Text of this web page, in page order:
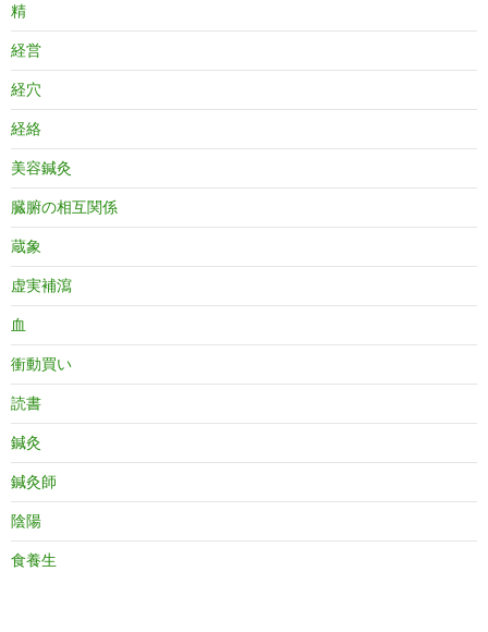
精
経営
経穴
経絡
美容鍼灸
臓腑の相互関係
蔵象
虚実補瀉
血
衝動買い
読書
鍼灸
鍼灸師
陰陽
食養生